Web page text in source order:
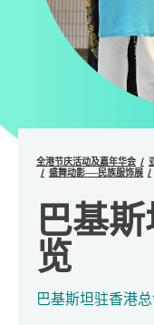
全港节庆活动及嘉年华会
盛舞动影──民族服饰展
巴基
览
巴基斯坦驻香港